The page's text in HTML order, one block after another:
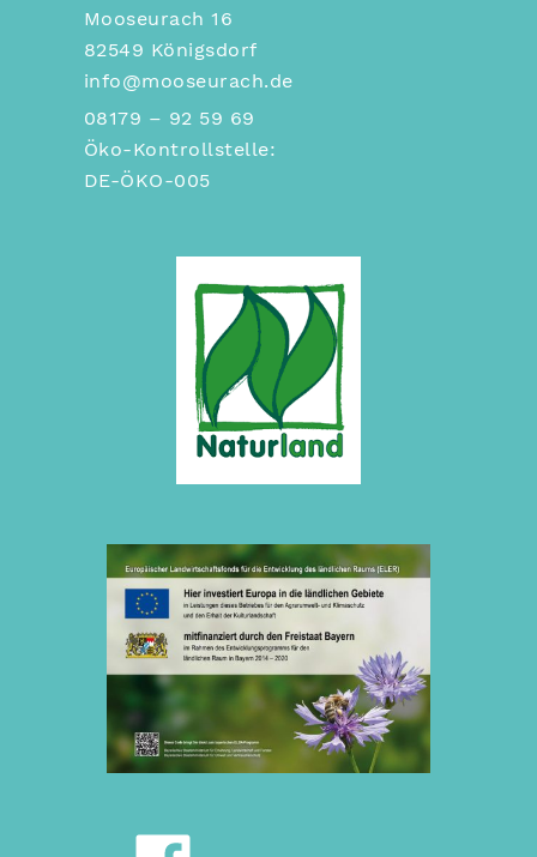
Mooseurach 16
82549 Königsdorf
info@mooseurach.de
08179 – 92 59 69
Öko-Kontrollstelle:
DE-ÖKO-005